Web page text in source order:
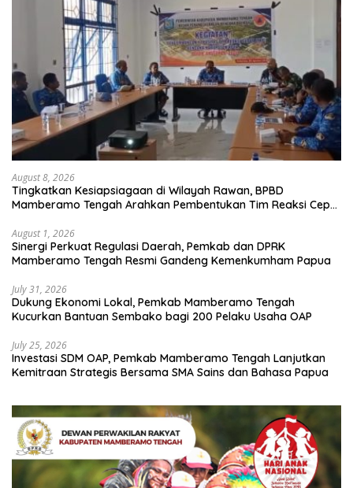
August 8, 2026
Tingkatkan Kesiapsiagaan di Wilayah Rawan, BPBD
Mamberamo Tengah Arahkan Pembentukan Tim Reaksi Cepat
August 1, 2026
Sinergi Perkuat Regulasi Daerah, Pemkab dan DPRK
Mamberamo Tengah Resmi Gandeng Kemenkumham Papua
July 31, 2026
Dukung Ekonomi Lokal, Pemkab Mamberamo Tengah
Kucurkan Bantuan Sembako bagi 200 Pelaku Usaha OAP
July 25, 2026
Investasi SDM OAP, Pemkab Mamberamo Tengah Lanjutkan
Kemitraan Strategis Bersama SMA Sains dan Bahasa Papua